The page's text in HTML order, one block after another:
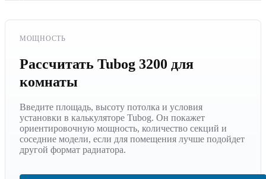
МОЩНОСТЬ
Рассчитать Tubog 3200 для
комнаты
Введите площадь, высоту потолка и условия
установки в калькуляторе Tubog. Он покажет
ориентировочную мощность, количество секций и
соседние модели, если для помещения лучше подойдет
другой формат радиатора.